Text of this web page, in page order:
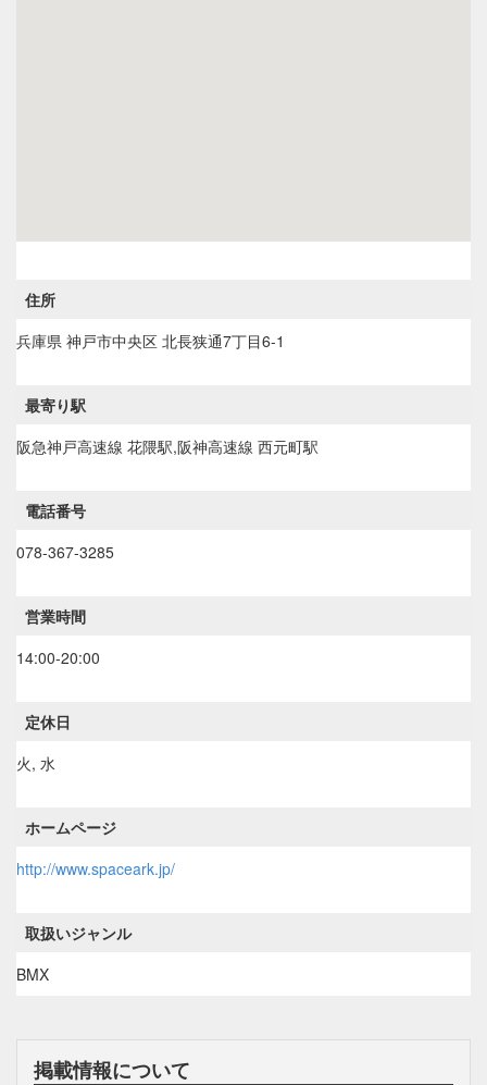
住所
兵庫県 神戸市中央区 北長狭通7丁目6-1
最寄り駅
阪急神戸高速線 花隈駅,阪神高速線 西元町駅
電話番号
078-367-3285
営業時間
14:00-20:00
定休日
火, 水
ホームページ
http://www.spaceark.jp/
取扱いジャンル
BMX
掲載情報について